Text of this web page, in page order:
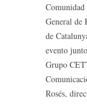
General de
de
evento
Grupo
Rosés,